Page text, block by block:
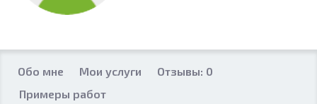
Обо мне Мои услуги
Отзывы: 0
Примеры работ